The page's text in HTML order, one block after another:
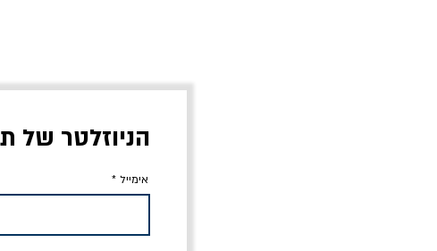
הניוזלטר של
אימייל